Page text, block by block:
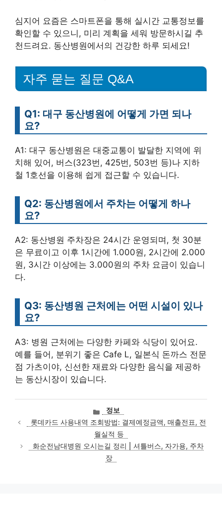
심지어 요즘은 스마트폰을 통해 실시간 교통정보를
확인할 수 있으니, 미리 계획을 세워 방문하시길 추
천드려요. 동산병원에서의 건강한 하루 되세요!
자주 묻는 질문 Q&A
Q1: 대구 동산병원에 어떻게 가면 되나
요?
A1: 대구 동산병원은 대중교통이 발달한 지역에 위
치해 있어, 버스(323번, 425번, 503번 등)나 지하
철 1호선을 이용해 쉽게 접근할 수 있습니다.
Q2: 동산병원에서 주차는 어떻게 하나
요?
A2: 동산병원 주차장은 24시간 운영되며, 첫 30분
은 무료이고 이후 1시간에 1.000원, 2시간에 2.000
원, 3시간 이상에는 3.000원의 주차 요금이 있습니
다.
Q3: 동산병원 근처에는 어떤 시설이 있나
요?
A3: 병원 근처에는 다양한 카페와 식당이 있어요.
예를 들어, 분위기 좋은 Cafe L, 일본식 돈까스 전문
점 가츠이야, 신선한 재료와 다양한 음식을 제공하
는 동산시장이 있습니다.
카
테
고
리
정보
롯데카드 사용내역 조회방법: 결제예정금액, 매출전표, 전
월실적 등
화순전남대병원 오시는길 정리 | 셔틀버스, 자가용, 주차
장